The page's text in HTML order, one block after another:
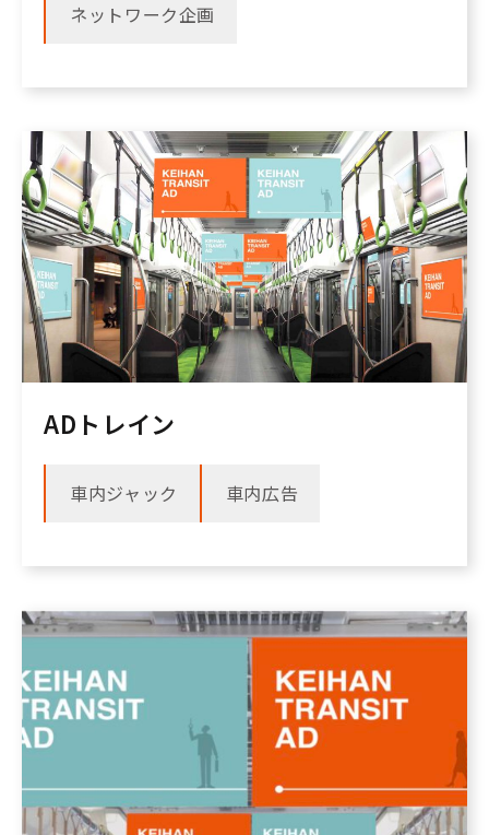
ネットワーク企画
ADトレイン
車内ジャック 車内広告